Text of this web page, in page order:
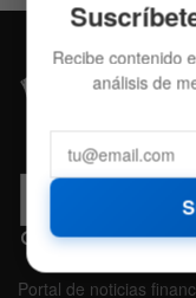
Portal de noticias
Recibe contenido
análisis de